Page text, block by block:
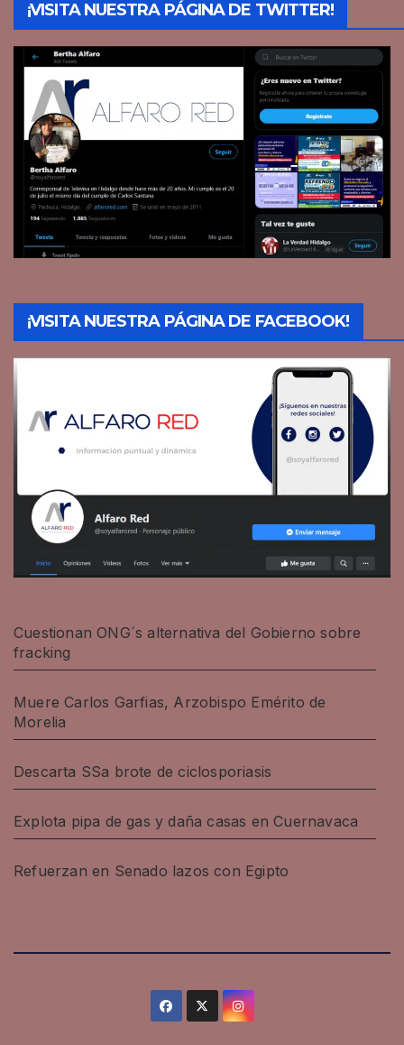
¡VISITA NUESTRA PÁGINA DE TWITTER!
¡VISITA NUESTRA PÁGINA DE FACEBOOK!
Cuestionan ONG´s alternativa del Gobierno sobre
fracking
Muere Carlos Garfias, Arzobispo Emérito de
Morelia
Descarta SSa brote de ciclosporiasis
Explota pipa de gas y daña casas en Cuernavaca
Refuerzan en Senado lazos con Egipto